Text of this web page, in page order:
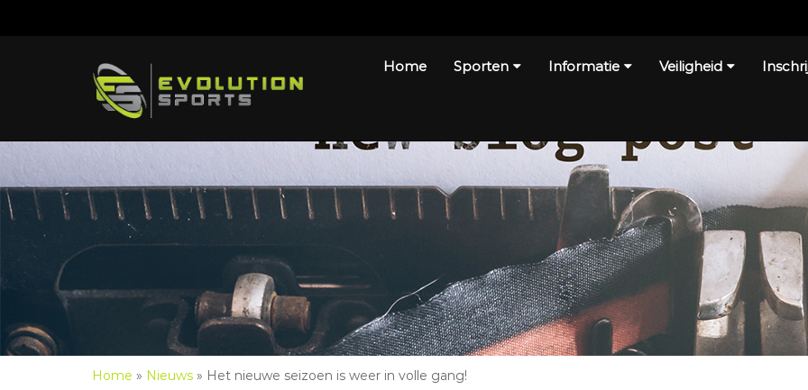
Home Sporten Informatie Veiligheid
Home » Nieuws » Het nieuwe seizoen is weer in volle gang!